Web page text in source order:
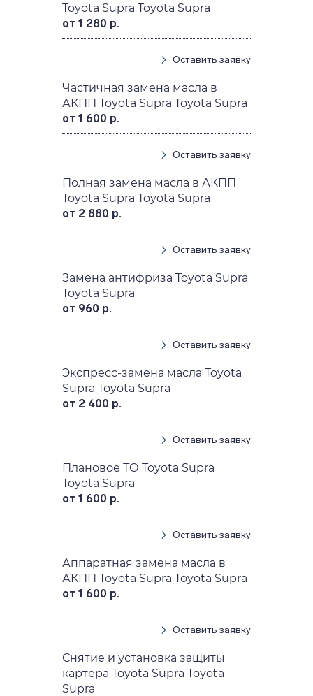
Toyota Supra Toyota Supra
от 1 280 р.
Оставить заявку
Частичная замена масла в
АКПП Toyota Supra Toyota Supra
от 1 600 р.
Оставить заявку
Полная замена масла в АКПП
Toyota Supra Toyota Supra
от 2 880 р.
Оставить заявку
Замена антифриза Toyota Supra
Toyota Supra
от 960 р.
Оставить заявку
Экспресс-замена масла Toyota
Supra Toyota Supra
от 2 400 р.
Оставить заявку
Плановое ТО Toyota Supra
Toyota Supra
от 1 600 р.
Оставить заявку
Аппаратная замена масла в
АКПП Toyota Supra Toyota Supra
от 1 600 р.
Оставить заявку
Снятие и установка защиты
картера Toyota Supra Toyota
Supra